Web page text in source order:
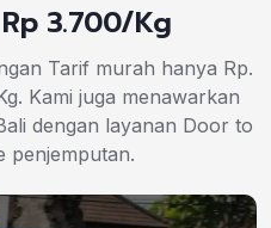
3.700/Kg
Tarif murah hanya Rp.
Kami juga menawarkan
dengan layanan Door to
penjemputan.